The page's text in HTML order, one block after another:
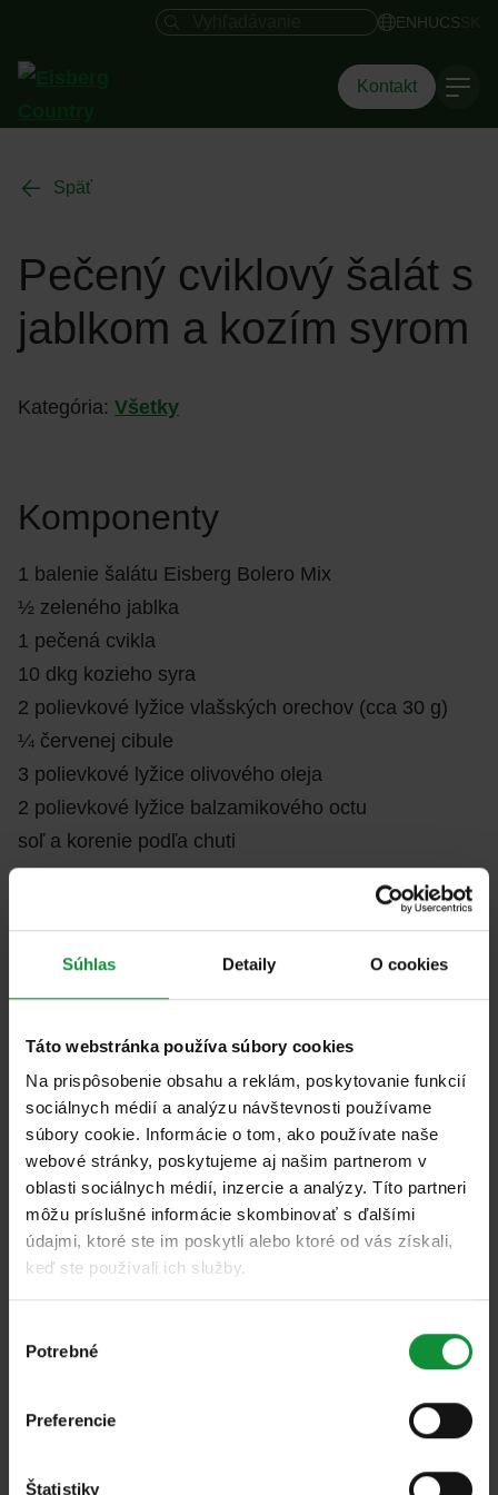
Súhlas Detaily O cookies
Táto webstránka používa súbory cookies
Na prispôsobenie obsahu a reklám, poskytovanie funkcií
sociálnych médií a analýzu návštevnosti používame
súbory cookie. Informácie o tom, ako používate naše
webové stránky, poskytujeme aj našim partnerom v
oblasti sociálnych médií, inzercie a analýzy. Títo partneri
môžu príslušné informácie skombinovať s ďalšími
údajmi, ktoré ste im poskytli alebo ktoré od vás získali,
keď ste používali ich služby.
súhlasu
Potrebné
Preferencie
Štatistiky
Vyhľadávacie pole ENHUCS
Kontakt
Späť
Pečený cviklový šalát s
jablkom a kozím syrom
Kategória: Všetky
Komponenty
1 balenie šalátu Eisberg Bolero Mix
½ zeleného jablka
1 pečená cvikla
10 dkg kozieho syra
2 polievkové lyžice vlašských orechov (cca 30 g)
¼ červenej cibule
3 polievkové lyžice olivového oleja
2 polievkové lyžice balzamikového octu
soľ a korenie podľa chuti
Príprava
Cviklu zabaľte do alobalu a pečte pri teplote 190–
200 °C približne 1 hodinu. Upečenú cviklu a jablká
nakrájajte na kocky a pridajte ich do šalátu.
V malej miske zmiešajte ingrediencie na dresing a
polejte ním šalát. Na vrch šalátu rozdrobte kozí syr.
Pozrite si všetky naše zaujímavé recepty!